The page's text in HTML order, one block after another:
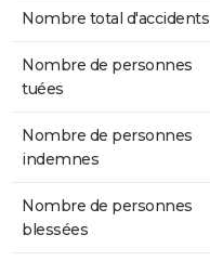
Nombre total d'accidents
Nombre de personnes
tuées
Nombre de personnes
indemnes
Nombre de personnes
blessées